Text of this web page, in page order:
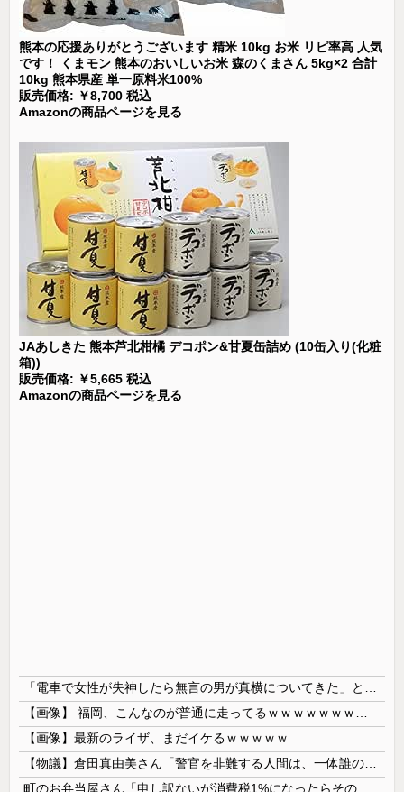
熊本の応援ありがとうございます 精米 10kg お米 リピ率高 人気
です！ くまモン 熊本のおいしいお米 森のくまさん 5kg×2 合計
10kg 熊本県産 単一原料米100%
販売価格: ￥8,700 税込
Amazonの商品ページを見る
JAあしきた 熊本芦北柑橘 デコポン&甘夏缶詰め (10缶入り(化粧
箱))
販売価格: ￥5,665 税込
Amazonの商品ページを見る
【画像】最新のライザ、まだイケるｗｗｗｗｗ